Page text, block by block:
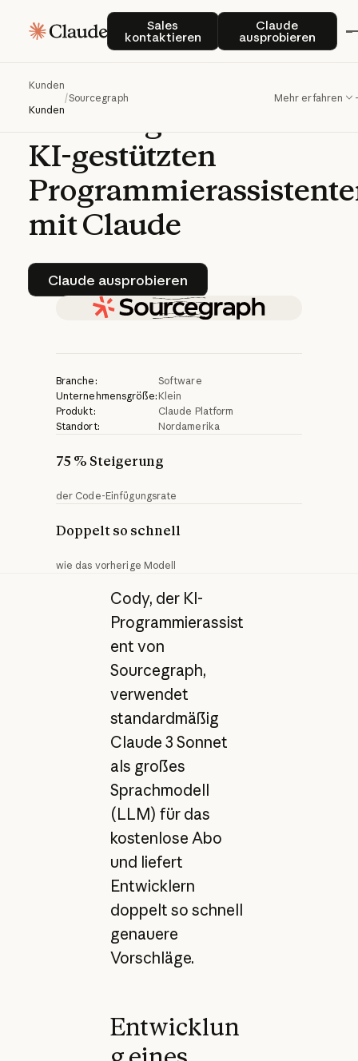
Sales
kontaktieren
Sales kontaktierenClaude
ausprobieren
Claude
Kunden
Kunden
/Sourcegraph Mehr erfahren
Sourcegraph
verbessertdie
Fähigkeiten
die
Schnelligkeit
KI-gestützten
mitClaude
Claude ausprobieren
Claude ausprobieren
Branche:
Software
Unternehmensgröße: Klein
Produkt:
Claude Platform
Standort:
Nordamerika
75 % Steigerung
der Code-Einfügungsrate
Doppelt so schnell
wie das vorherige Modell
Cody, der KI-
Programmierassist
ent von
Sourcegraph,
verwendet
standardmäßig
Claude 3 Sonnet
als großes
Sprachmodell
(LLM) für das
kostenlose Abo
und liefert
Entwicklern
doppelt so schnell
genauere
Vorschläge.
Entwicklun